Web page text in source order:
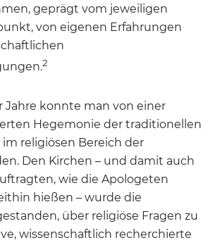
geprägt vom jeweiligen
von eigenen Erfahrungen
2
Jahre konnte man von einer
Hegemonie der traditionellen
religiösen Bereich der
Den Kirchen – und damit auch
wie die Apologeten
hießen – wurde die
über religiöse Fragen zu
wissenschaftlich recherchierte